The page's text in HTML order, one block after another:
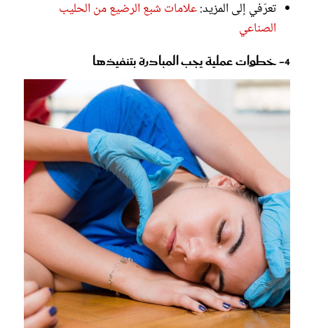
تعرّفي إلى المزيد:علامات شبع الرضيع من الحليب
الصناعي
4- خطوات عملية يجب المبادرة بتنفيذها